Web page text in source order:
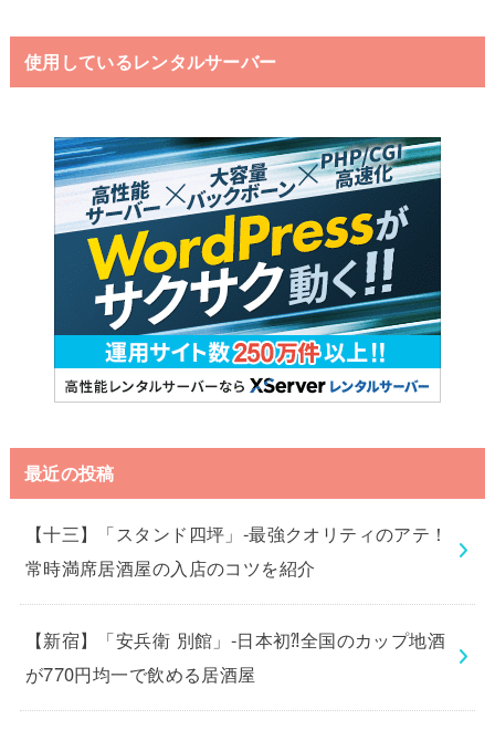
使用しているレンタルサーバー
最近の投稿
【十三】「スタンド四坪」-最強クオリティのアテ！
常時満席居酒屋の入店のコツを紹介
【新宿】「安兵衛 別館」-日本初⁈全国のカップ地酒
が770円均一で飲める居酒屋